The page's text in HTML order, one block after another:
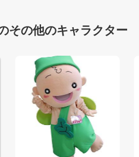
その他のキャラクター